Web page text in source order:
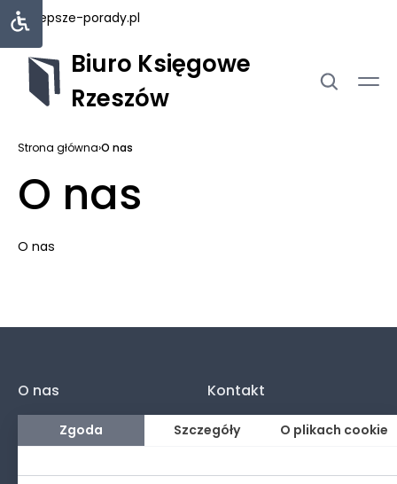
najlepsze-porady.pl
Biuro Księgowe
Rzeszów
Strona główna›O nas
O nas
O nas
O nas Kontakt
Polityka prywatności
Zgoda Szczegóły O plikach cookie